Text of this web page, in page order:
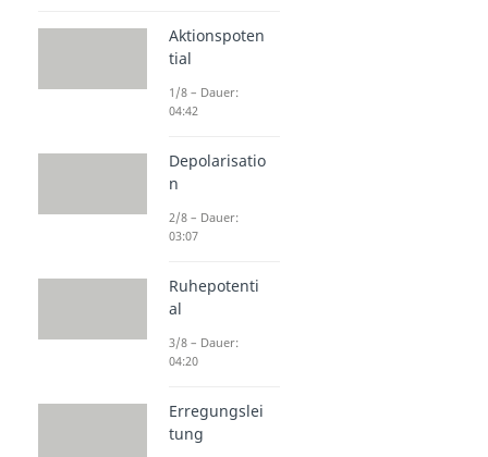
Aktionspoten
tial
1/8 – Dauer:
04:42
Depolarisatio
n
2/8 – Dauer:
03:07
Ruhepotenti
al
3/8 – Dauer:
04:20
Erregungslei
tung